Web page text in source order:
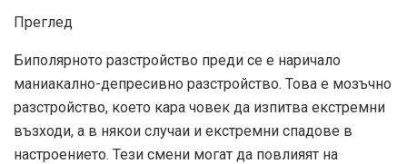
Преглед
Биполярното разстройство преди се е наричало
маниакално-депресивно разстройство. Това е мозъчно
разстройство, което кара човек да изпитва екстремни
възходи, а в някои случаи и екстремни спадове в
настроението. Тези смени могат да повлияят на